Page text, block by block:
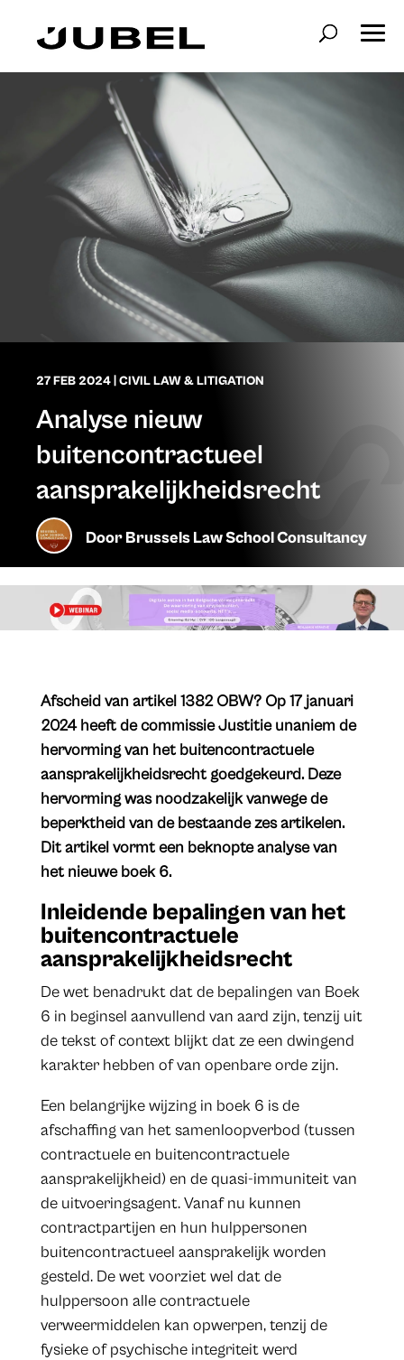
27 FEB 2024 CIVIL LAW & LITIGATION
Analyse nieuw
buitencontractueel
aansprakelijkheidsrecht
DoorBrussels Law School Consultancy
Afscheid van artikel 1382 OBW? Op 17 januari
2024 heeft de commissie Justitie unaniem de
hervorming van het buitencontractuele
aansprakelijkheidsrecht goedgekeurd. Deze
hervorming was noodzakelijk vanwege de
beperktheid van de bestaande zes artikelen.
Dit artikel vormt een beknopte analyse van
het nieuwe boek 6.
Inleidende bepalingen van het
buitencontractuele
aansprakelijkheidsrecht
De wet benadrukt dat de bepalingen van Boek
6 in beginsel aanvullend van aard zijn, tenzij uit
de tekst of context blijkt dat ze een dwingend
karakter hebben of van openbare orde zijn.
Een belangrijke wijzing in boek 6 is de
afschaffing van het samenloopverbod (tussen
contractuele en buitencontractuele
aansprakelijkheid) en de quasi-immuniteit van
de uitvoeringsagent. Vanaf nu kunnen
contractpartijen en hun hulppersonen
buitencontractueel aansprakelijk worden
gesteld. De wet voorziet wel dat de
hulppersoon alle contractuele
verweermiddelen kan opwerpen, tenzij de
fysieke of psychische integriteit werd